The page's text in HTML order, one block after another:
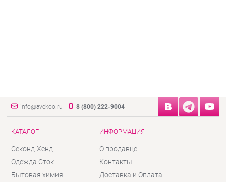
info@avekoo.ru 8 (800) 222-9004
КАТАЛОГ
Секонд-Хенд
Одежда Сток
Бытовая химия
ИНФОРМАЦИЯ
О продавце
Контакты
Доставка и Оплата